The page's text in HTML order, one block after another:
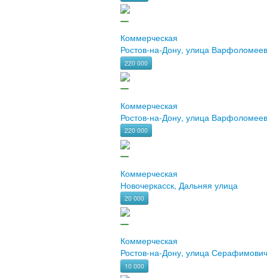
Коммерческая
Ростов-на-Дону, улица
220 000
Коммерческая
Ростов-на-Дону, улица
220 000
Коммерческая
Новочеркасск, Дальняя улица
20 000
Коммерческая
Ростов-на-Дону, улица
10 000